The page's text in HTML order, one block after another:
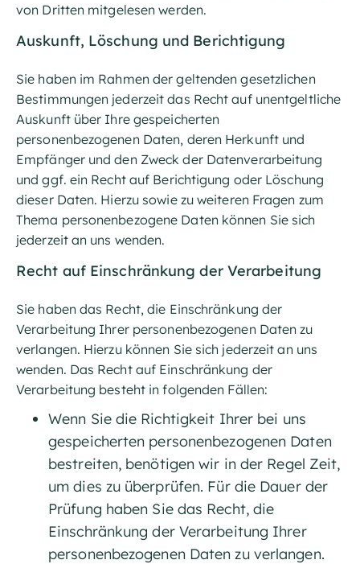
von Dritten mitgelesen werden.
Auskunft, Löschung und Berichtigung
Sie haben im Rahmen der geltenden gesetzlichen
Bestimmungen jederzeit das Recht auf unentgeltliche
Auskunft über Ihre gespeicherten
personenbezogenen Daten, deren Herkunft und
Empfänger und den Zweck der Datenverarbeitung
und ggf. ein Recht auf Berichtigung oder Löschung
dieser Daten. Hierzu sowie zu weiteren Fragen zum
Thema personenbezogene Daten können Sie sich
jederzeit an uns wenden.
Recht auf Einschränkung der Verarbeitung
Sie haben das Recht, die Einschränkung der
Verarbeitung Ihrer personenbezogenen Daten zu
verlangen. Hierzu können Sie sich jederzeit an uns
wenden. Das Recht auf Einschränkung der
Verarbeitung besteht in folgenden Fällen:
Wenn Sie die Richtigkeit Ihrer bei uns
gespeicherten personenbezogenen Daten
bestreiten, benötigen wir in der Regel Zeit,
um dies zu überprüfen. Für die Dauer der
Prüfung haben Sie das Recht, die
Einschränkung der Verarbeitung Ihrer
personenbezogenen Daten zu verlangen.